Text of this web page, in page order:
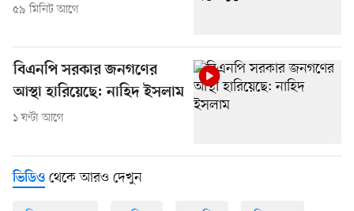
৫৯ মিনিট আগে
বিএনপি সরকার জনগণের
আস্থা হারিয়েছে: নাহিদ ইসলাম
১ ঘণ্টা আগে
ভিডিও থেকে আরও দেখুন